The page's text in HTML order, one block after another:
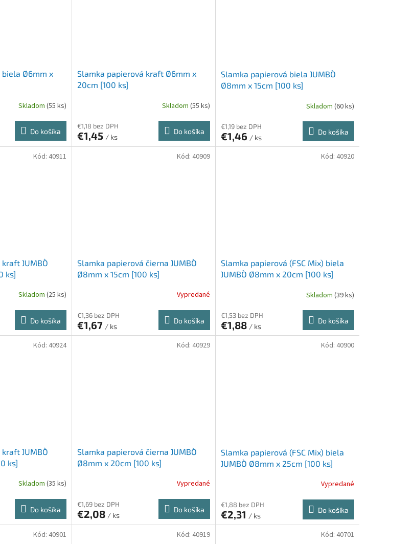
biela Ø6mm x
Skladom (55 ks)
Do košíka
Slamka papierová kraft Ø6mm x
20cm [100 ks]
Skladom (55 ks)
€1,18 bez DPH
€1,45 / ks
Do košíka
Slamka papierová biela `JUMBO`
Ø8mm x 15cm [100 ks]
Skladom (60 ks)
€1,19 bez DPH
€1,46 / ks
Do košíka
`JUMBO`
ks]
Skladom (25 ks)
Do košíka
Kód: 40911
Slamka papierová čierna `JUMBO`
Ø8mm x 15cm [100 ks]
Vypredané
€1,36 bez DPH
€1,67 / ks
Do košíka
Kód: 40909
Slamka papierová (FSC Mix) biela
`JUMBO` Ø8mm x 20cm [100 ks]
Skladom (39 ks)
€1,53 bez DPH
€1,88 / ks
Do košíka
Kód: 40920
`JUMBO`
ks]
Skladom (35 ks)
Do košíka
Kód: 40924
Slamka papierová čierna `JUMBO`
Ø8mm x 20cm [100 ks]
Vypredané
€1,69 bez DPH
€2,08 / ks
Do košíka
Kód: 40929
Slamka papierová (FSC Mix) biela
`JUMBO` Ø8mm x 25cm [100 ks]
Vypredané
€1,88 bez DPH
€2,31 / ks
Do košíka
Kód: 40900
Kód: 40901 Kód: 40919 Kód: 40701